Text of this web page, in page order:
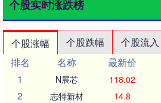
个股实时涨跌榜
个股涨幅 个股跌幅 个股流入
排名
名称 最新价
1
N展芯 118.02
2 志特新材 14.8